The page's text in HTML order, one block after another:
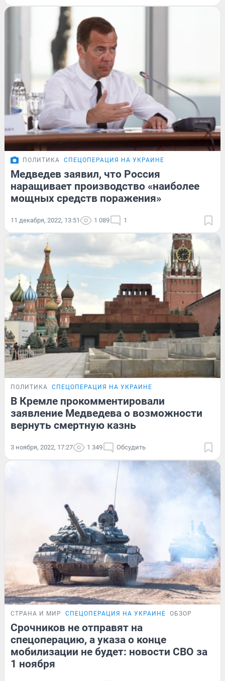
ПОЛИТИКА СПЕЦОПЕРАЦИЯ НА УКРАИНЕ
Медведев заявил, что Россия
наращивает производство «наиболее
мощных средств поражения»
11 декабря, 2022, 13:51 1 089 1
ПОЛИТИКА СПЕЦОПЕРАЦИЯ НА УКРАИНЕ
В Кремле прокомментировали
заявление Медведева о возможности
вернуть смертную казнь
3 ноября, 2022, 17:27 1 349 Обсудить
СТРАНА И МИР СПЕЦОПЕРАЦИЯ НА УКРАИНЕ ОБЗОР
Срочников не отправят на
спецоперацию, а указа о конце
мобилизации не будет: новости СВО за
1 ноября